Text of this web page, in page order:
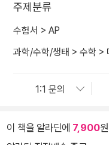
주제분류
수험서 > AP
과학/수학/생태 > 수학 >
이 책을 알라딘에 7,900